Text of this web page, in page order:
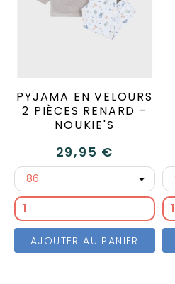
PYJAMA EN VELOURS
2 PIÈCES RENARD -
NOUKIE'S
29,95 €
AJOUTER AU PANIER